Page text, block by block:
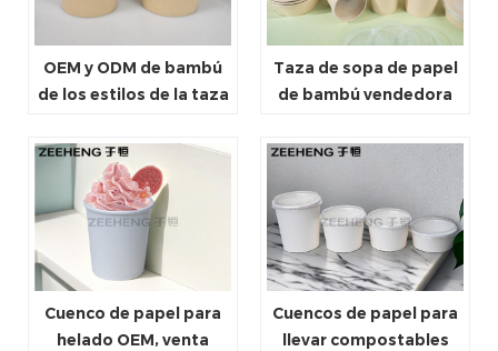
OEM y ODM de bambú
de los estilos de la taza
disponible multi de los
tamaños
Taza de sopa de papel
de bambú vendedora
papel y la tapa plástica
Cuenco de papel para
helado OEM, venta
Cuencos de papel para
llevar compostables